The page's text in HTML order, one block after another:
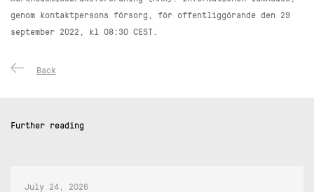
genom kontaktpersons försorg, för offentliggörande den 29
september 2022, kl 08:30 CEST.
Back
Further reading
July 24, 2026